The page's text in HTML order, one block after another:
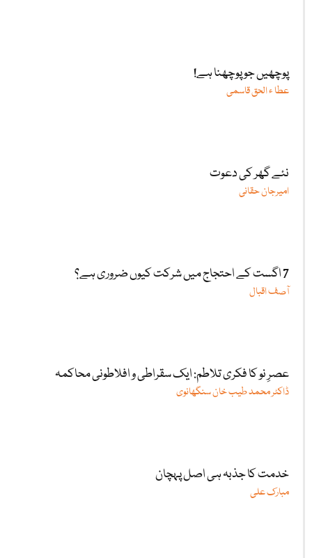
پوچھیں جو پوچھنا ہے!
عطا ء الحق قاسمی
نئے گھر کی دعوت
امیرجان حقانی
7 اگست کے احتجاج میں شرکت کیوں ضروری ہے؟
آصف اقبال
عصرِ نو کا فکری تلاطم: ایک سقراطی و افلاطونی محاکمہ
ڈاکٹر محمد طیب خان سنگھانوی
خدمت کا جذبہ ہی اصل پہچان
مبارک علی